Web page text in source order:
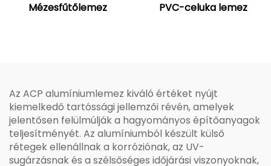
Mézesfűtőlemez PVC-celuka lemez
Az ACP alumíniumlemez kiváló értéket nyújt
kiemelkedő tartóssági jellemzői révén, amelyek
jelentősen felülmúlják a hagyományos építőanyagok
teljesítményét. Az alumíniumból készült külső
rétegek ellenállnak a korróziónak, az UV-
sugárzásnak és a szélsőséges időjárási viszonyoknak,